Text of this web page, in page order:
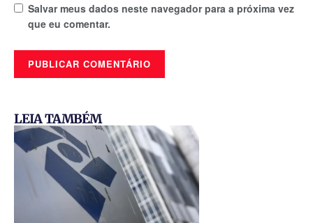
Salvar meus dados neste navegador para a próxima vez
que eu comentar.
LEIA TAMBÉM